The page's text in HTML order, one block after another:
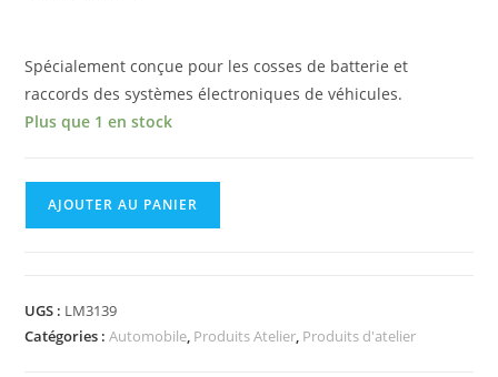
Spécialement conçue pour les cosses de batterie et
raccords des systèmes électroniques de véhicules.
Plus que 1 en stock
AJOUTER AU PANIER
UGS : LM3139
Catégories :Automobile, Produits Atelier, Produits d'atelier